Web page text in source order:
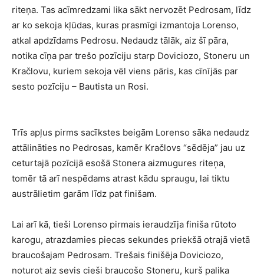
riteņa. Tas acīmredzami lika sākt nervozēt Pedrosam, līdz
ar ko sekoja kļūdas, kuras prasmīgi izmantoja Lorenso,
atkal apdzīdams Pedrosu. Nedaudz tālāk, aiz šī pāra,
notika cīņa par trešo pozīciju starp Doviciozo, Stoneru un
Kračlovu, kuriem sekoja vēl viens pāris, kas cīnījās par
sesto pozīciju – Bautista un Rosi.
Trīs apļus pirms sacīkstes beigām Lorenso sāka nedaudz
attālināties no Pedrosas, kamēr Kračlovs “sēdēja” jau uz
ceturtajā pozīcijā esošā Stonera aizmugures riteņa,
tomēr tā arī nespēdams atrast kādu spraugu, lai tiktu
austrālietim garām līdz pat finišam.
Lai arī kā, tieši Lorenso pirmais ieraudzīja finiša rūtoto
karogu, atrazdamies piecas sekundes priekšā otrajā vietā
braucošajam Pedrosam. Trešais finišēja Doviciozo,
noturot aiz sevis cieši braucošo Stoneru, kurš palika